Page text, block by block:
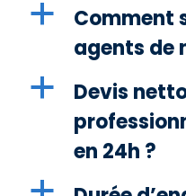
a
Comment
agents de
a
Devis
en 24h ?